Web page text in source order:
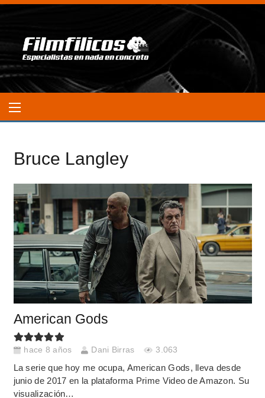
Bruce Langley
American Gods
hace 8 años Dani Birras 3.063
La serie que hoy me ocupa, American Gods, lleva desde
junio de 2017 en la plataforma Prime Video de Amazon. Su
visualización…